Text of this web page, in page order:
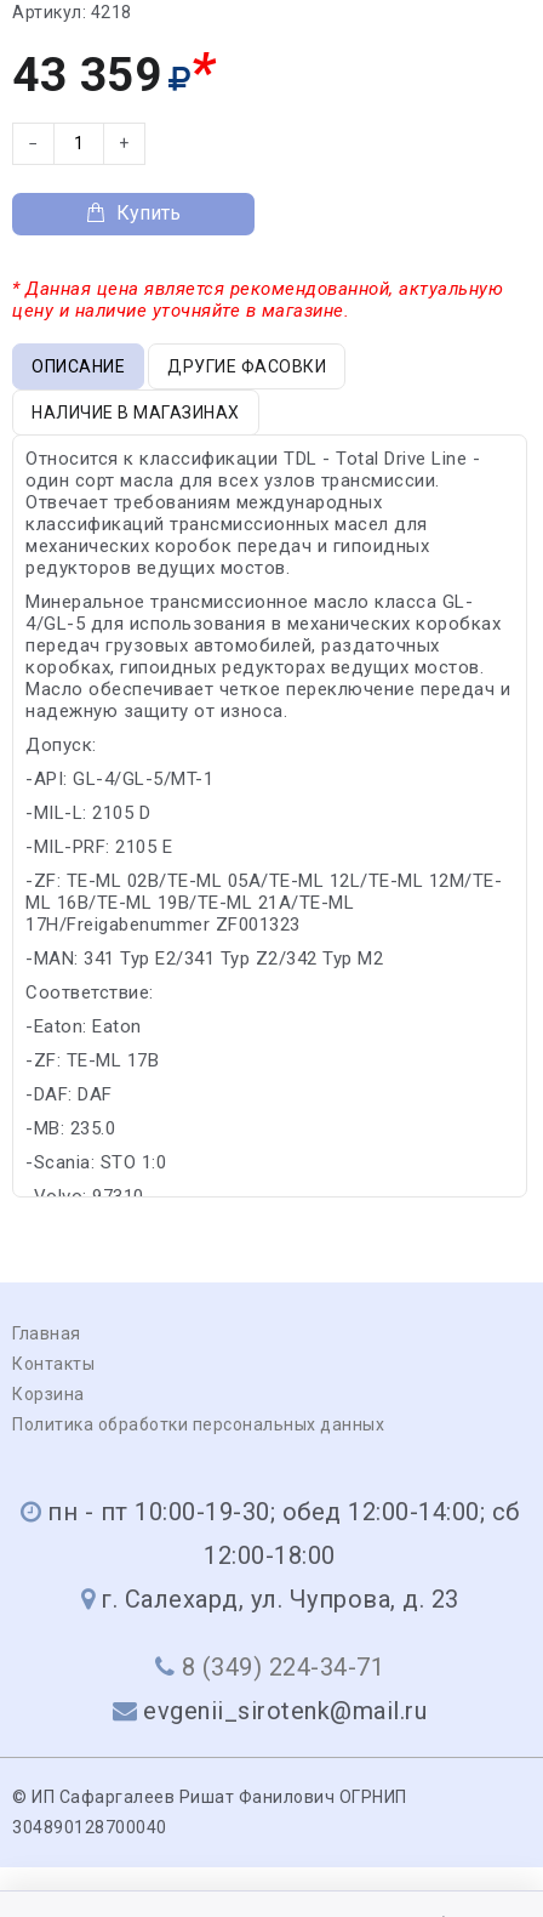
Артикул: 4218
43 359 *
− +
Купить
* Данная цена является рекомендованной, актуальную
цену и наличие уточняйте в магазине.
ОПИСАНИЕ ДРУГИЕ ФАСОВКИ
НАЛИЧИЕ В МАГАЗИНАХ
Относится к классификации TDL - Total Drive Line -
один сорт масла для всех узлов трансмиссии.
Отвечает требованиям международных
классификаций трансмиссионных масел для
механических коробок передач и гипоидных
редукторов ведущих мостов.
Минеральное трансмиссионное масло класса GL-
4/GL-5 для использования в механических коробках
передач грузовых автомобилей, раздаточных
коробках, гипоидных редукторах ведущих мостов.
Масло обеспечивает четкое переключение передач и
надежную защиту от износа.
Допуск:
-API: GL-4/GL-5/MT-1
-MIL-L: 2105 D
-MIL-PRF: 2105 E
-ZF: TE-ML 02B/TE-ML 05A/TE-ML 12L/TE-ML 12M/TE-
ML 16B/TE-ML 19B/TE-ML 21A/TE-ML
17H/Freigabenummer ZF001323
-MAN: 341 Typ E2/341 Typ Z2/342 Typ M2
Соответствие:
-Eaton: Eaton
-ZF: TE-ML 17B
-DAF: DAF
-MB: 235.0
-Scania: STO 1:0
-Volvo: 97310
Главная
Контакты
Корзина
Политика обработки персональных данных
пн - пт 10:00-19-30; обед 12:00-14:00; сб
12:00-18:00
г. Салехард, ул. Чупрова, д. 23
8 (349) 224-34-71
evgenii_sirotenk@mail.ru
© ИП Сафаргалеев Ришат Фанилович ОГРНИП
304890128700040